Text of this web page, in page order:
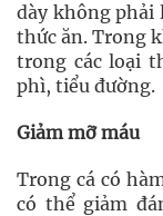
dày không phải
thức ăn. Trong
trong các loại
phì, tiểu đường.
Giảm mỡ máu
Trong cá có
có thể giảm